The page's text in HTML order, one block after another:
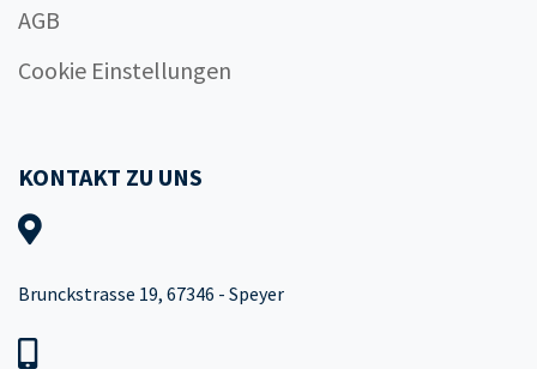
AGB
Cookie Einstellungen
KONTAKT ZU UNS
Brunckstrasse 19, 67346 - Speyer